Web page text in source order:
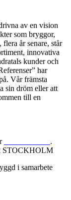
av en vision
som bryggor,
år senare, står
innovativa
kunder och
har
Vår främsta
sin dröm eller att
till en
.
STOCKHOLM
i samarbete